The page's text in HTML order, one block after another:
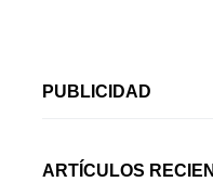
PUBLICIDAD
ARTÍCULOS